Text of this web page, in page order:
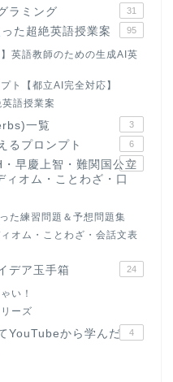
ラミング 31
た超絶英語授業案 95
英語教師のための生成AI英
ト【都立AI完全対応】
語授業案
一覧 3
るプロンプト 6
早慶上智・難関国公立
ィオム・ことわざ・口
22
た練習問題＆予想問題集
オム・ことわざ・会話文表
デア玉手箱 24
い！
ーズ
YouTubeから学んだ 4